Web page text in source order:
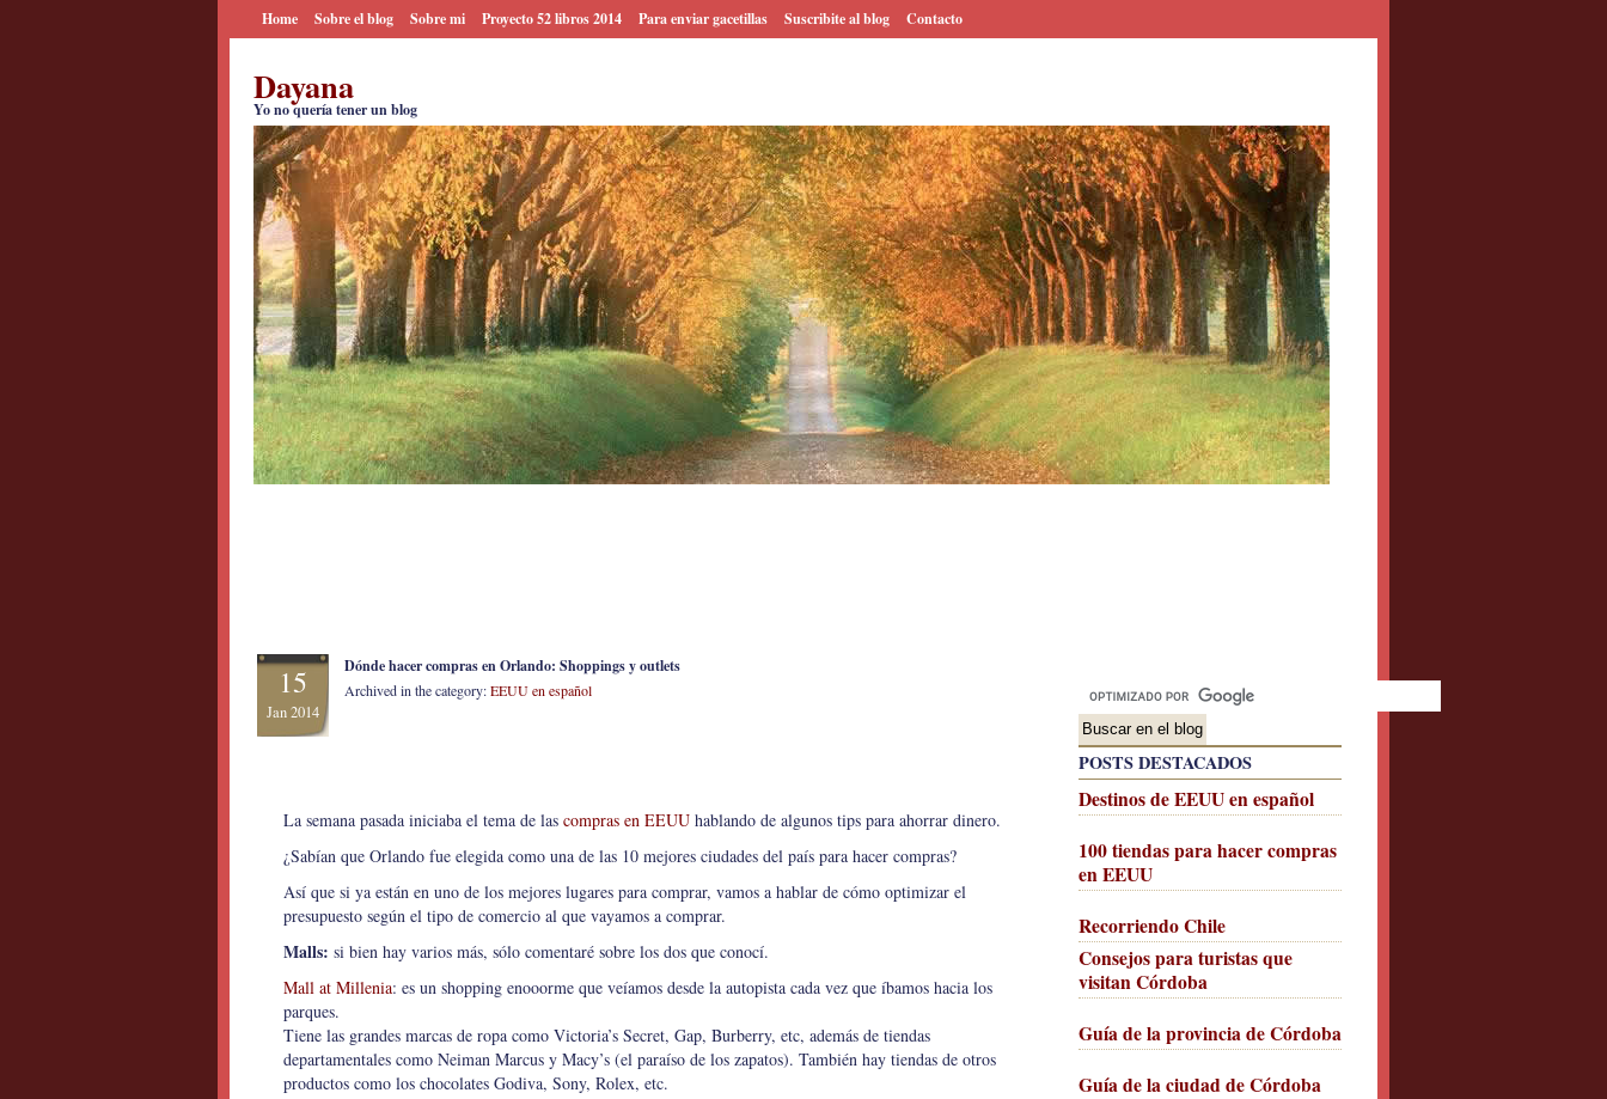
Home Sobre el blog Sobre mi Proyecto 52 libros 2014 Para enviar gacetillas Suscribite al blog Contacto
Dayana
Yo no quería tener un blog
POSTS DESTACADOS
Destinos de EEUU en español
100 tiendas para hacer compras
en EEUU
Recorriendo Chile
Consejos para turistas que
visitan Córdoba
Guía de la provincia de Córdoba
Guía de la ciudad de Córdoba
15
Jan 2014
Dónde hacer compras en Orlando: Shoppings y outlets
Archived in the category:EEUU en español
La semana pasada iniciaba el tema de las compras en EEUU hablando de algunos tips para ahorrar dinero.
¿Sabían que Orlando fue elegida como una de las 10 mejores ciudades del país para hacer compras?
Así que si ya están en uno de los mejores lugares para comprar, vamos a hablar de cómo optimizar el
presupuesto según el tipo de comercio al que vayamos a comprar.
Malls: si bien hay varios más, sólo comentaré sobre los dos que conocí.
Mall at Millenia: es un shopping enooorme que veíamos desde la autopista cada vez que íbamos hacia los
parques.
Tiene las grandes marcas de ropa como Victoria’s Secret, Gap, Burberry, etc, además de tiendas
departamentales como Neiman Marcus y Macy’s (el paraíso de los zapatos). También hay tiendas de otros
productos como los chocolates Godiva, Sony, Rolex, etc.